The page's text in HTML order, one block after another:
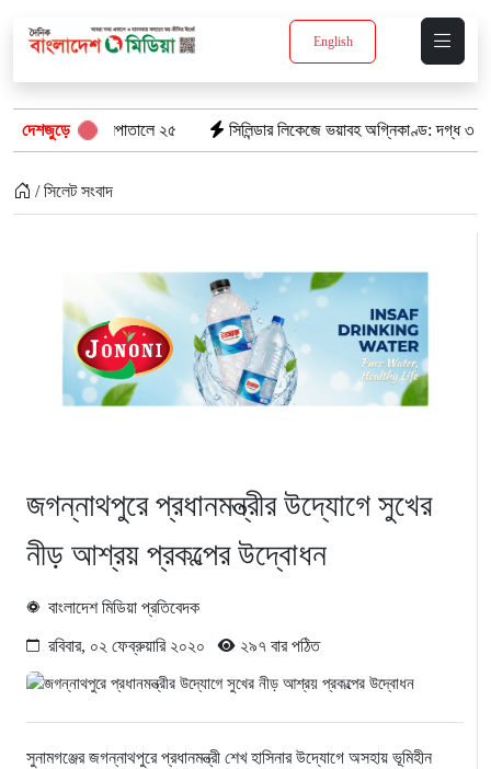
English
দেশজুড়ে
হাসপাতালে ২৫ সিলিন্ডার লিকেজে ভয়াবহ অগ্নিকাণ্ড: দগ্ধ ৩ জনের
/ সিলেট সংবাদ
জগন্নাথপুরে প্রধানমন্ত্রীর উদ্যোগে সুখের
নীড় আশ্রয় প্রকল্পের উদ্বোধন
বাংলাদেশ মিডিয়া প্রতিবেদক
রবিবার, ০২ ফেব্রুয়ারি ২০২০ ২৯৭ বার পঠিত
সুনামগঞ্জের জগন্নাথপুরে প্রধানমন্ত্রী শেখ হাসিনার উদ্যোগে অসহায় ভূমিহীন